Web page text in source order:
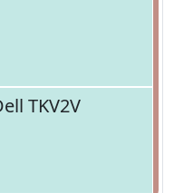
TKV2V